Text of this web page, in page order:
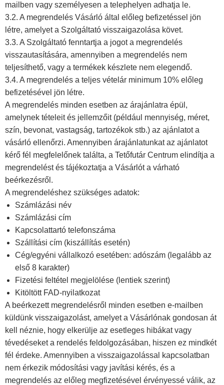
mailben vagy személyesen a telephelyen adhatja le.
3.2. A megrendelés Vásárló által előleg befizetéssel jön
létre, amelyet a Szolgáltató visszaigazolása követ.
3.3. A Szolgáltató fenntartja a jogot a megrendelés
visszautasítására, amennyiben a megrendelés nem
teljesíthető, vagy a termékek készlete nem elegendő.
3.4. A megrendelés a teljes vételár minimum 10% előleg
befizetésével jön létre.
A megrendelés minden esetben az árajánlatra épül,
amelynek tételeit és jellemzőit (például mennyiség, méret,
szín, bevonat, vastagság, tartozékok stb.) az ajánlatot a
vásárló ellenőrzi. Amennyiben árajánlatunkat az ajánlatot
kérő fél megfelelőnek találta, a Tetőfutár Centrum elindítja a
megrendelést és tájékoztatja a Vásárlót a várható
beérkezésről.
A megrendeléshez szükséges adatok:
Számlázási név
Számlázási cím
Kapcsolattartó telefonszáma
Szállítási cím (kiszállítás esetén)
Cég/egyéni vállalkozó esetében: adószám (legalább az
első 8 karakter)
Fizetési feltétel megjelölése (lentiek szerint)
Kitöltött FAD-nyilatkozat
A beérkezett megrendelésről minden esetben e-mailben
küldünk visszaigazolást, amelyet a Vásárlónak gondosan át
kell néznie, hogy elkerülje az esetleges hibákat vagy
tévedéseket a rendelés feldolgozásában, hiszen ez mindkét
fél érdeke. Amennyiben a visszaigazolással kapcsolatban
nem érkezik módosítási vagy javítási kérés, és a
megrendelés az előleg megfizetésével érvényessé válik, az